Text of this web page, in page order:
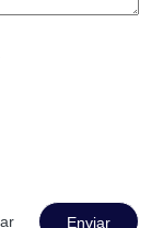
Enviar